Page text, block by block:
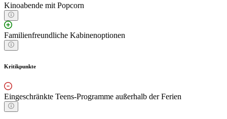
Kinoabende mit Popcorn
Familienfreundliche Kabinenoptionen
Kritikpunkte
Eingeschränkte Teens-Programme außerhalb der Ferien